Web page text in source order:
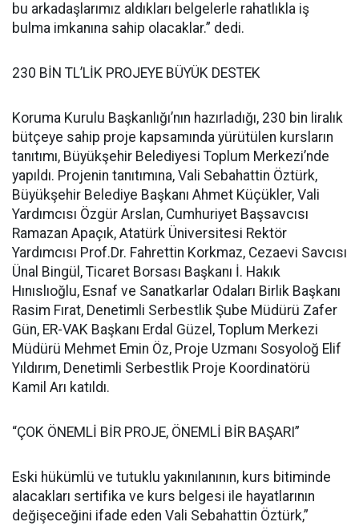
bu arkadaşlarımız aldıkları belgelerle rahatlıkla iş
bulma imkanına sahip olacaklar.” dedi.
230 BİN TL’LİK PROJEYE BÜYÜK DESTEK
Koruma Kurulu Başkanlığı’nın hazırladığı, 230 bin liralık
bütçeye sahip proje kapsamında yürütülen kursların
tanıtımı, Büyükşehir Belediyesi Toplum Merkezi’nde
yapıldı. Projenin tanıtımına, Vali Sebahattin Öztürk,
Büyükşehir Belediye Başkanı Ahmet Küçükler, Vali
Yardımcısı Özgür Arslan, Cumhuriyet Başsavcısı
Ramazan Apaçık, Atatürk Üniversitesi Rektör
Yardımcısı Prof.Dr. Fahrettin Korkmaz, Cezaevi Savcısı
Ünal Bingül, Ticaret Borsası Başkanı İ. Hakık
Hınıslıoğlu, Esnaf ve Sanatkarlar Odaları Birlik Başkanı
Rasim Fırat, Denetimli Serbestlik Şube Müdürü Zafer
Gün, ER-VAK Başkanı Erdal Güzel, Toplum Merkezi
Müdürü Mehmet Emin Öz, Proje Uzmanı Sosyoloğ Elif
Yıldırım, Denetimli Serbestlik Proje Koordinatörü
Kamil Arı katıldı.
“ÇOK ÖNEMLİ BİR PROJE, ÖNEMLİ BİR BAŞARI”
Eski hükümlü ve tutuklu yakınılanının, kurs bitiminde
alacakları sertifika ve kurs belgesi ile hayatlarının
değişeceğini ifade eden Vali Sebahattin Öztürk,”